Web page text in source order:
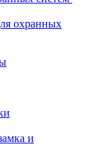
охранных
и